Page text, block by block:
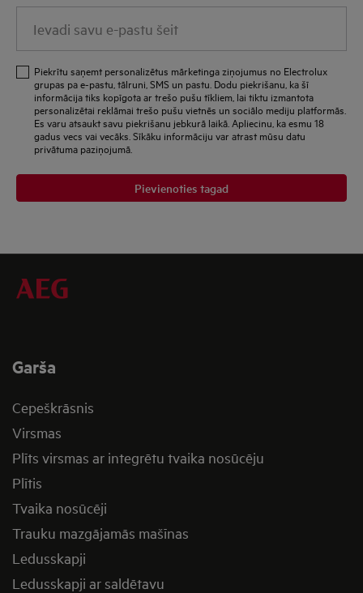
savu
pastu
šeit
Piekrītu saņemt personalizētus mārketinga ziņojumus no Electrolux
grupas pa e-pastu, tālruni, SMS un pastu. Dodu piekrišanu, ka šī
informācija tiks kopīgota ar trešo pušu tīkliem, lai tiktu izmantota
personalizētai reklāmai trešo pušu vietnēs un sociālo mediju platformās.
Es varu atsaukt savu piekrišanu jebkurā laikā. Apliecinu, ka esmu 18
gadus vecs vai vecāks. Sīkāku informāciju var atrast mūsu datu
privātuma paziņojumā.
Pievienoties tagad
Garša
Cepeškrāsnis
Virsmas
Plīts virsmas ar integrētu tvaika nosūcēju
Plītis
Tvaika nosūcēji
Trauku mazgājamās mašīnas
Ledusskapji
Ledusskapji ar saldētavu